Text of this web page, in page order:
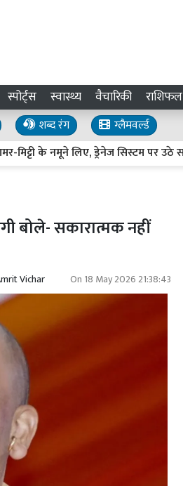
स्पोर्ट्स स्वास्थ्य वैचारिकी राशिफल
शब्द रंग
ग्लैमवर्ल्ड
के नमूने लिए, ड्रेनेज सिस्टम पर उठे सवाल
बोले- सकारात्मक नहीं
Vichar On 18 May 2026 21:38:43